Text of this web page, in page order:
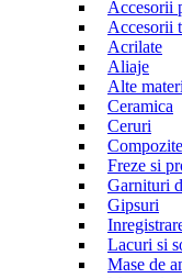
Accesorii
Accesorii
Acrilate
Aliaje
Alte
Ceramica
Ceruri
Compozite
Freze si
Garnituri
Gipsuri
Lacuri si
Mase de